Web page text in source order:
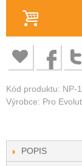
Kód produktu: NP-
Výrobce: Pro
POPIS